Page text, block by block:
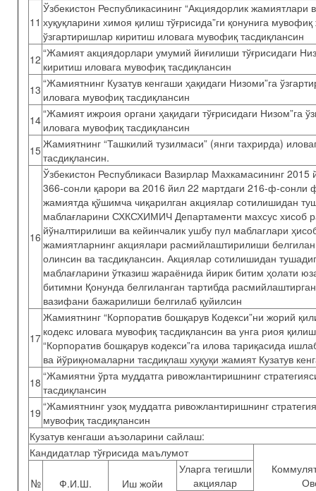
11
Ўзбекистон Республикасининг “Акциядорлик жамиятлари
хуқуқларини химоя қилиш тўғрисида”ги қонунига
ўзгартиришлар киритиш иловага мувофиқ тасдиқлансин
12 “Жамият акциядорлари умумий йиғилиши тўғрисидаги
киритиш иловага мувофиқ тасдиқлансин
13 “Жамиятнинг Кузатув кенгаши ҳақидаги Низоми”га
иловага мувофиқ тасдиқлансин
14“Жамият ижроия органи ҳақидаги тўғрисидаги Низом”га
иловага мувофиқ тасдиқлансин
15Жамиятнинг “Ташкилий тузилмаси” (янги тахрирда)
тасдиқлансин.
16
Ўзбекистон Республикаси Вазирлар Махкамасининг 2015
366-сонли қарори ва 2016 йил 22 мартдаги 216-ф-
жамиятда қўшимча чиқарилган акциялар сотилишидан
маблағларини СХКСХИМИЧ Департаменти махсус хисоб
йўналтирилиши ва кейинчалик ушбу пул маблаглари
жамиятларнинг акциялари расмийлаштирилиши
олинсин ва тасдиқлансин. Акциялар сотилишидан
маблағларини ўтказиш жараёнида йирик битим ҳолати
битимни Қонунда белгиланган тартибда
вазифани бажарилиши белгилаб қуйилсин
17
Жамиятнинг “Корпоратив бошқарув Кодекси”ни жорий
кодекс иловага мувофиқ тасдиқлансин ва унга риоя
“Корпоратив бошқарув кодекси”га илова тариқасида
ва йўриқномаларни тасдиқлаш хуқуқи жамият Кузатув
18 “Жамиятни ўрта муддатга ривожлантиришнинг
тасдиқлансин
19 “Жамиятнинг узоқ муддатга ривожлантиришнинг
мувофиқ тасдиқлансин
Кузатув кенгаши аъзоларини сайлаш:
Кандидатлар тўғрисида маълумот
№ Ф.И.Ш. Иш жойи
Уларга тегишли
акциялар